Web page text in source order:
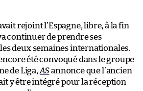
rejoint l’Espagne, libre, à la fin
continuer de prendre ses
deux semaines internationales.
été convoqué dans le groupe
de Liga, ASannonce que l’ancien
y être intégré pour la réception